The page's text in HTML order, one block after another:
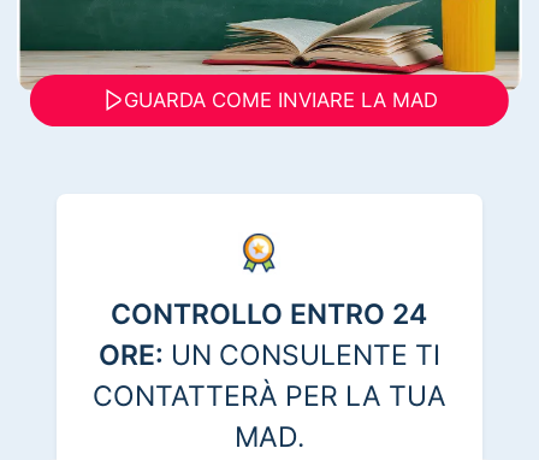
GUARDA COME INVIARE LA MAD
CONTROLLO ENTRO 24
ORE: UN CONSULENTE TI
CONTATTERÀ PER LA TUA
MAD.